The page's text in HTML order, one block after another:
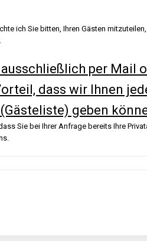
ich Sie bitten, Ihren Gästen
per Mail
dass wir Ihnen
geben
Sie bei Ihrer Anfrage bereits Ihre